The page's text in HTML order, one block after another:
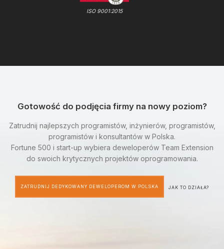
ISO 9001:2015
Gotowość do podjęcia firmy na nowy poziom?
Zatrudnij najlepszych programistów, inżynierów, programistów,
programistów i konsultantów w Polska.
Fortune 500 i start-up wybiera deweloperów Team Extension
do swoich krytycznych projektów oprogramowania.
ZATRUDNIJ DEDYKOWANY DEWELOPEROM W POLSKA JAK TO DZIAŁA?